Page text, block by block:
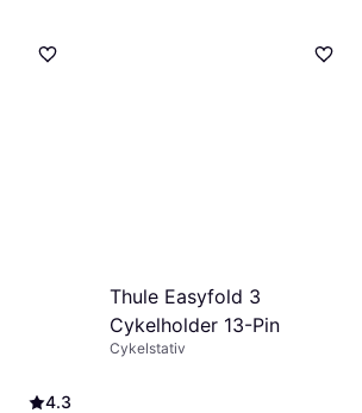
4.3
Thule Easyfold 3
Cykelholder 13-Pin
Cykelstativ